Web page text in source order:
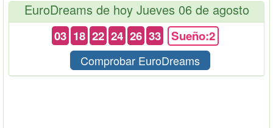
EuroDreams de hoy Jueves 06 de agosto
03 18 22 24 26 33 Sueño:2
Comprobar EuroDreams